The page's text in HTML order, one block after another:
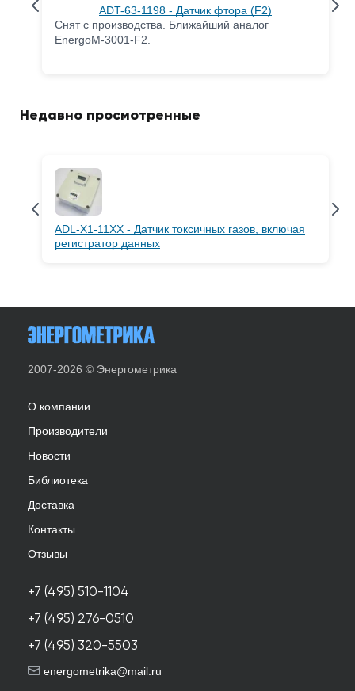
ADT-63-1198 - Датчик фтора (F2)
Снят с производства. Ближайший аналог
EnergoM-3001-F2.
Недавно просмотренные
ADL-X1-11XX - Датчик токсичных газов, включая
регистратор данных
2007-2026 © Энергометрика
О компании
Производители
Новости
Библиотека
Доставка
Контакты
Отзывы
+7 (495) 510-1104
+7 (495) 276-0510
+7 (495) 320-5503
energometrika@mail.ru